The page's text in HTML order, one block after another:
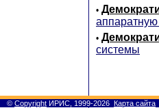
•
аппаратную
•
системы
© Copyright ИРИС, 1999-2026 Карта сайта